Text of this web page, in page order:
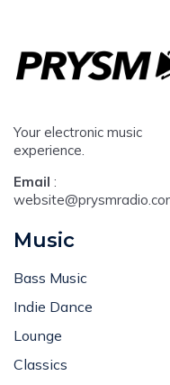
Your electronic music
Email: